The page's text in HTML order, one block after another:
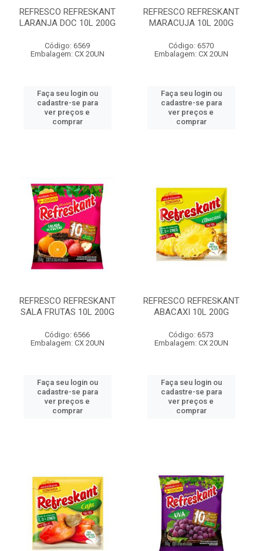
REFRESCO REFRESKANT
LARANJA DOC 10L 200G
Código: 6569
Embalagem: CX 20UN
Faça seu login ou
cadastre-se para
ver preços e
comprar
REFRESCO REFRESKANT
MARACUJA 10L 200G
Código: 6570
Embalagem: CX 20UN
Faça seu login ou
cadastre-se para
ver preços e
comprar
REFRESCO REFRESKANT
SALA FRUTAS 10L 200G
Código: 6566
Embalagem: CX 20UN
Faça seu login ou
cadastre-se para
ver preços e
comprar
REFRESCO REFRESKANT
ABACAXI 10L 200G
Código: 6573
Embalagem: CX 20UN
Faça seu login ou
cadastre-se para
ver preços e
comprar